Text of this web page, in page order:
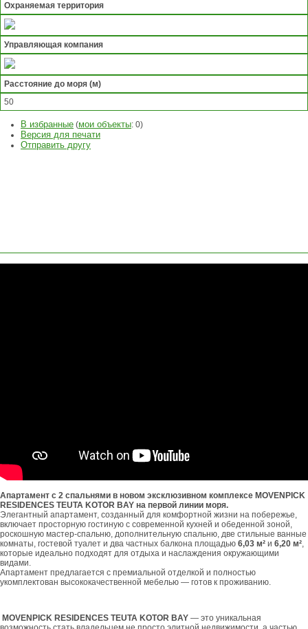
Охраняемая территория
Управляющая компания
Расстояние до моря (м)
50
В избранные (мои объекты: 0)
Версия для печати
Отправить другу
Апартамент с 2 спальнями в новом эксклюзивном комплексе MOVENPICK
RESIDENCES TEUTA KOTOR BAY на первой линии моря.
Элегантный апартамент, созданный для комфортной жизни на побережье,
включает просторную гостиную с современной кухней и обеденной зоной,
роскошную мастер-спальню, дополнительную спальню, две стильные ванные
комнаты, гостевой туалет и два частных балкона площадью 6,03 м² и 6,20 м²,
которые идеально подходят для отдыха и наслаждения окружающими
видами.
Апартамент предлагается с премиальной отделкой и полностью
укомплектован высококачественной мебелью — готов к проживанию.
MOVENPICK RESIDENCES TEUTA KOTOR BAY — это уникальная